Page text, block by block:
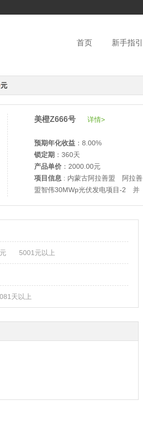
首页 新手指引
元
美橙Z666号 详情>
预期年化收益 ：8.00%
锁定期 ：360天
产品单价 ：2000.00元
项目信息 : 内蒙古阿拉善盟 阿拉善
盟智伟30MWp光伏发电项目-2 并
5001元以上
天以上